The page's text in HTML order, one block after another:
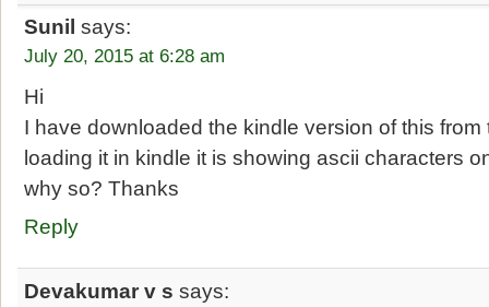
Sunil says:
July 20, 2015 at 6:28 am
Hi
I have downloaded the kindle version of this from
loading it in kindle it is showing ascii characters
why so? Thanks
Reply
Devakumar v s says: